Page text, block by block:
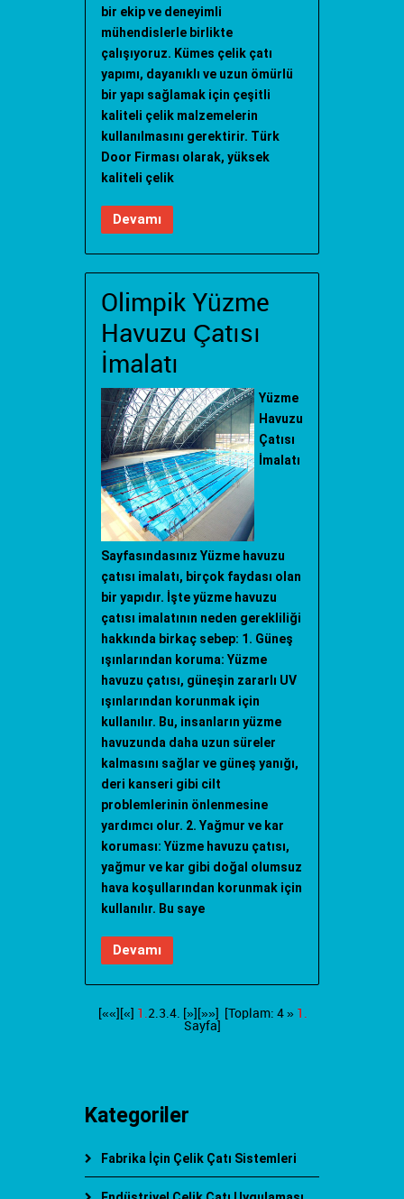
bir ekip ve deneyimli
mühendislerle birlikte
çalışıyoruz. Kümes çelik çatı
yapımı, dayanıklı ve uzun ömürlü
bir yapı sağlamak için çeşitli
kaliteli çelik malzemelerin
kullanılmasını gerektirir. Türk
Door Firması olarak, yüksek
kaliteli çelik
Devamı
Olimpik Yüzme
Havuzu Çatısı
İmalatı
Yüzme
Havuzu
Çatısı
İmalatı
Sayfasındasınız Yüzme havuzu
çatısı imalatı, birçok faydası olan
bir yapıdır. İşte yüzme havuzu
çatısı imalatının neden gerekliliği
hakkında birkaç sebep: 1. Güneş
ışınlarından koruma: Yüzme
havuzu çatısı, güneşin zararlı UV
ışınlarından korunmak için
kullanılır. Bu, insanların yüzme
havuzunda daha uzun süreler
kalmasını sağlar ve güneş yanığı,
deri kanseri gibi cilt
problemlerinin önlenmesine
yardımcı olur. 2. Yağmur ve kar
koruması: Yüzme havuzu çatısı,
yağmur ve kar gibi doğal olumsuz
hava koşullarından korunmak için
kullanılır. Bu saye
Devamı
[««][«] 1.2.3.4. [»] [»»] [Toplam: 4 » 1.
Sayfa]
Kategoriler
Fabrika İçin Çelik Çatı Sistemleri